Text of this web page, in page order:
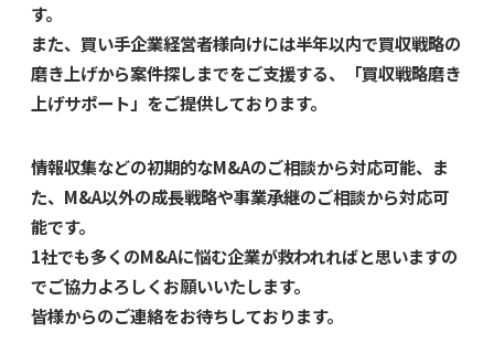
す。
また、買い手企業経営者様向けには半年以内で買収戦略の
磨き上げから案件探しまでをご支援する、「買収戦略磨き
上げサポート」をご提供しております。
情報収集などの初期的なM&Aのご相談から対応可能、ま
た、M&A以外の成長戦略や事業承継のご相談から対応可
能です。
1社でも多くのM&Aに悩む企業が救われればと思いますの
でご協力よろしくお願いいたします。
皆様からのご連絡をお待ちしております。